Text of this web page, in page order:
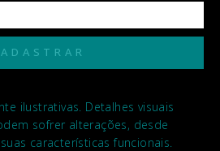
ilustrativas. Detalhes visuais
sofrer alterações, desde
características funcionais.